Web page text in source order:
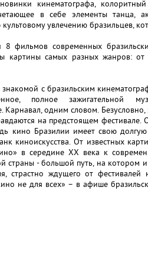
кинематографа,
в себе элементы танца,
увлечению бразильцев,
фильмов современных
картины самых разных жанров:
с бразильским
полное зажигательной
Карнавал, одним словом.
на предстоящем
кино Бразилии имеет свою
киноискусства. От известных
в середине XX века к
страны - большой путь, на котором
страстно ждущего от
не для всех» – в афише